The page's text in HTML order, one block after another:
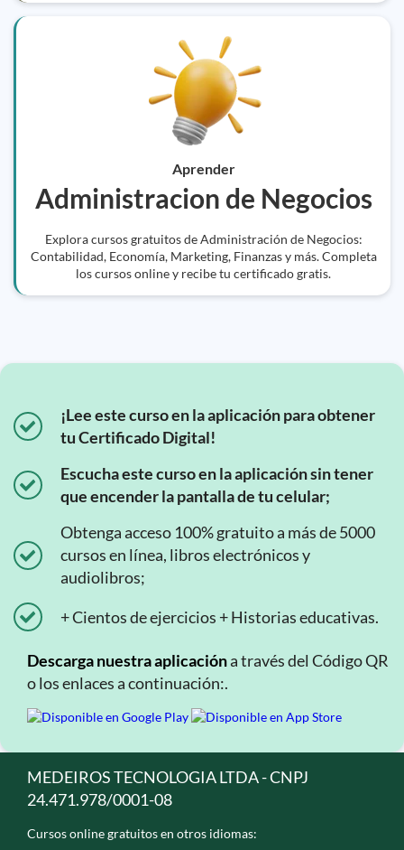
Aprender
Administracion de Negocios
Explora cursos gratuitos de Administración de Negocios:
Contabilidad, Economía, Marketing, Finanzas y más. Completa
los cursos online y recibe tu certificado gratis.
¡Lee este curso en la aplicación para obtener
tu Certificado Digital!
Escucha este curso en la aplicación sin tener
que encender la pantalla de tu celular;
Obtenga acceso 100% gratuito a más de 5000
cursos en línea, libros electrónicos y
audiolibros;
+ Cientos de ejercicios + Historias educativas.
Descarga nuestra aplicacióna través del Código QR
o los enlaces a continuación:.
MEDEIROS TECNOLOGIA LTDA - CNPJ
24.471.978/0001-08
Cursos online gratuitos en otros idiomas: